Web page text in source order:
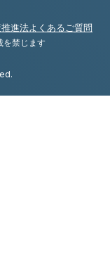
進法よくあるご質問
を禁じます